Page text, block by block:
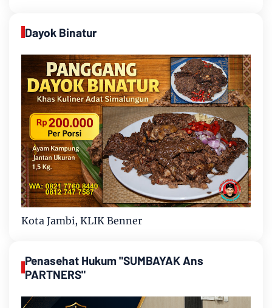
Dayok Binatur
Kota Jambi, KLIK Benner
Penasehat Hukum "SUMBAYAK Ans
PARTNERS"